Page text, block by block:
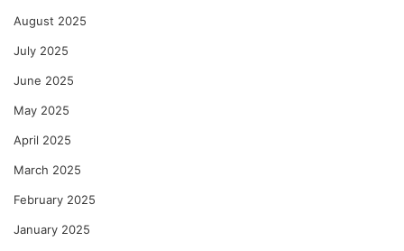
August 2025
July 2025
June 2025
May 2025
April 2025
March 2025
February 2025
January 2025